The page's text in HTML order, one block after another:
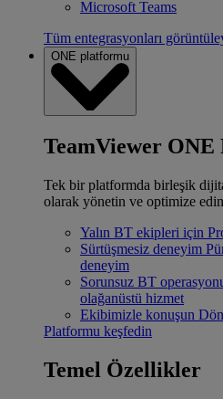
Microsoft Teams
Tüm entegrasyonları
ONE platformu
TeamViewer
Tek bir platformda birleşik
olarak yönetin ve optimize
Yalın BT ekipleri için
Sürtüşmesiz deneyim
deneyim
Sorunsuz BT
olağanüstü hizmet
Ekibimizle konuşun
Platformu keşfedin
Temel Özellikler